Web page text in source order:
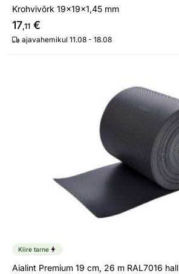
Krohvivõrk 19x19x1,45 mm
17,11 €
ajavahemikul 11.08 - 18.08
Kiire tarne
Aialint Premium 19 cm, 26 m RAL7016 hall